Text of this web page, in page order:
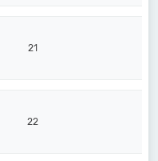
21
22